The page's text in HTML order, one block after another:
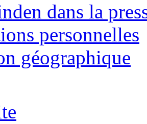
dans la
personnelles
géographique